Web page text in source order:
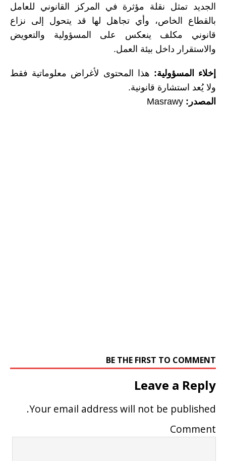
الجديد تمثل نقلة مؤثرة في المركز القانوني للعامل
بالقطاع الخاص، وأي تجاهل لها قد يتحول إلى نزاع
قانوني مكلف ينعكس على المسؤولية والتعويض
والاستقرار داخل بيئة العمل.
إخلاء المسؤولية: هذا المحتوى لأغراض معلوماتية فقط
ولا يُعد استشارة قانونية.
المصدر:
BE THE FIRST TO COMMENT
Leave a Reply
Your email address will not be published.
Comment